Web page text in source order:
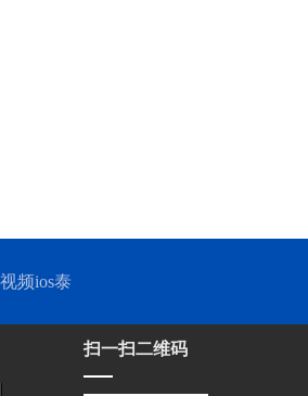
频ios泰
扫一扫二维码